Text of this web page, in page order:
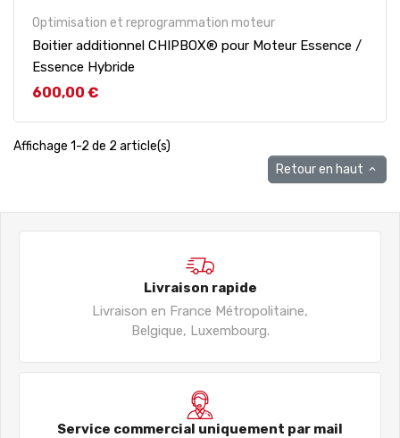
Optimisation et reprogrammation moteur
Boitier additionnel CHIPBOX® pour Moteur Essence /
Essence Hybride
Prix
600,00 €
Affichage 1-2 de 2 article(s)
Retour en haut 
Livraison rapide
Livraison en France Métropolitaine,
Belgique, Luxembourg.
Service commercial uniquement par mail